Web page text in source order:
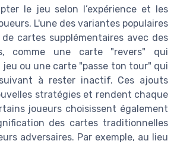
le jeu selon l’expérience et les
L'une des variantes populaires
cartes supplémentaires avec des
comme une carte "revers" qui
jeu ou une carte "passe ton tour" qui
à rester inactif. Ces ajouts
stratégies et rendent chaque
joueurs choisissent également
des cartes traditionnelles
adversaires. Par exemple, au lieu